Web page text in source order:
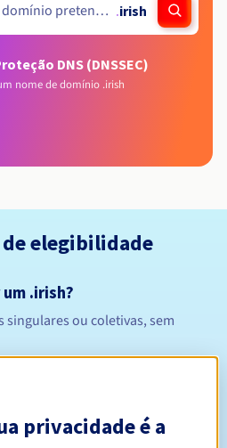
.irish
DNS (DNSSEC)
nome de domínio .irish
de elegibilidade
.irish?
singulares ou coletivas, sem
Entre 1 e 10 anos
privacidade é a